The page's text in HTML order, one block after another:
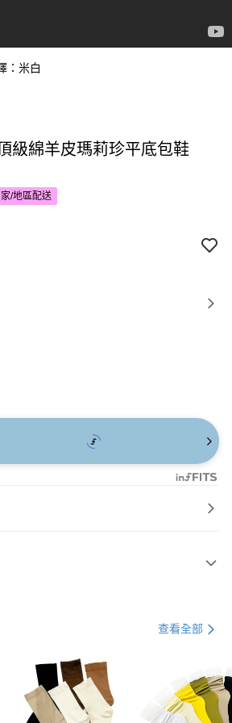
：米白
級綿羊皮瑪莉珍平底包鞋
/地區配送
21家銀行
第一商業銀行
21家銀行
查看全部